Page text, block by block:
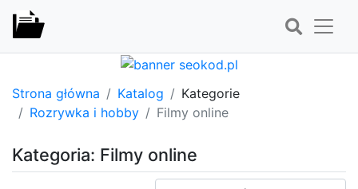
Strona główna Katalog
Kategorie
Rozrywka i hobby
Filmy online
Kategoria: Filmy online